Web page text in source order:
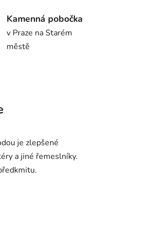
Kamenná pobočka
v Praze na Starém
městě
je zlepšené
a jiné řemeslníky.